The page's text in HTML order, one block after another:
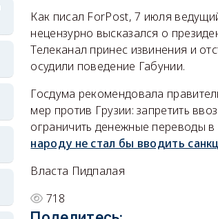
Как писал ForPost, 7 июля
нецензурно высказался о
Телеканал принес извинения и
осудили поведение Габунии.
Госдума рекомендовала
мер против Грузии: запретить
ограничить денежные переводы в
народу не стал бы вводить
Власта Пидпалая
718